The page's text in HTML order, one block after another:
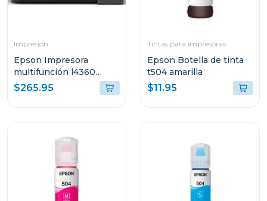
Impresión
Epson Impresora
multifunción l4360
tanque de tinta eco-
tank wi-fi
$265.95
Tintas para impresoras
Epson Botella de tinta
t504 amarilla
$11.95